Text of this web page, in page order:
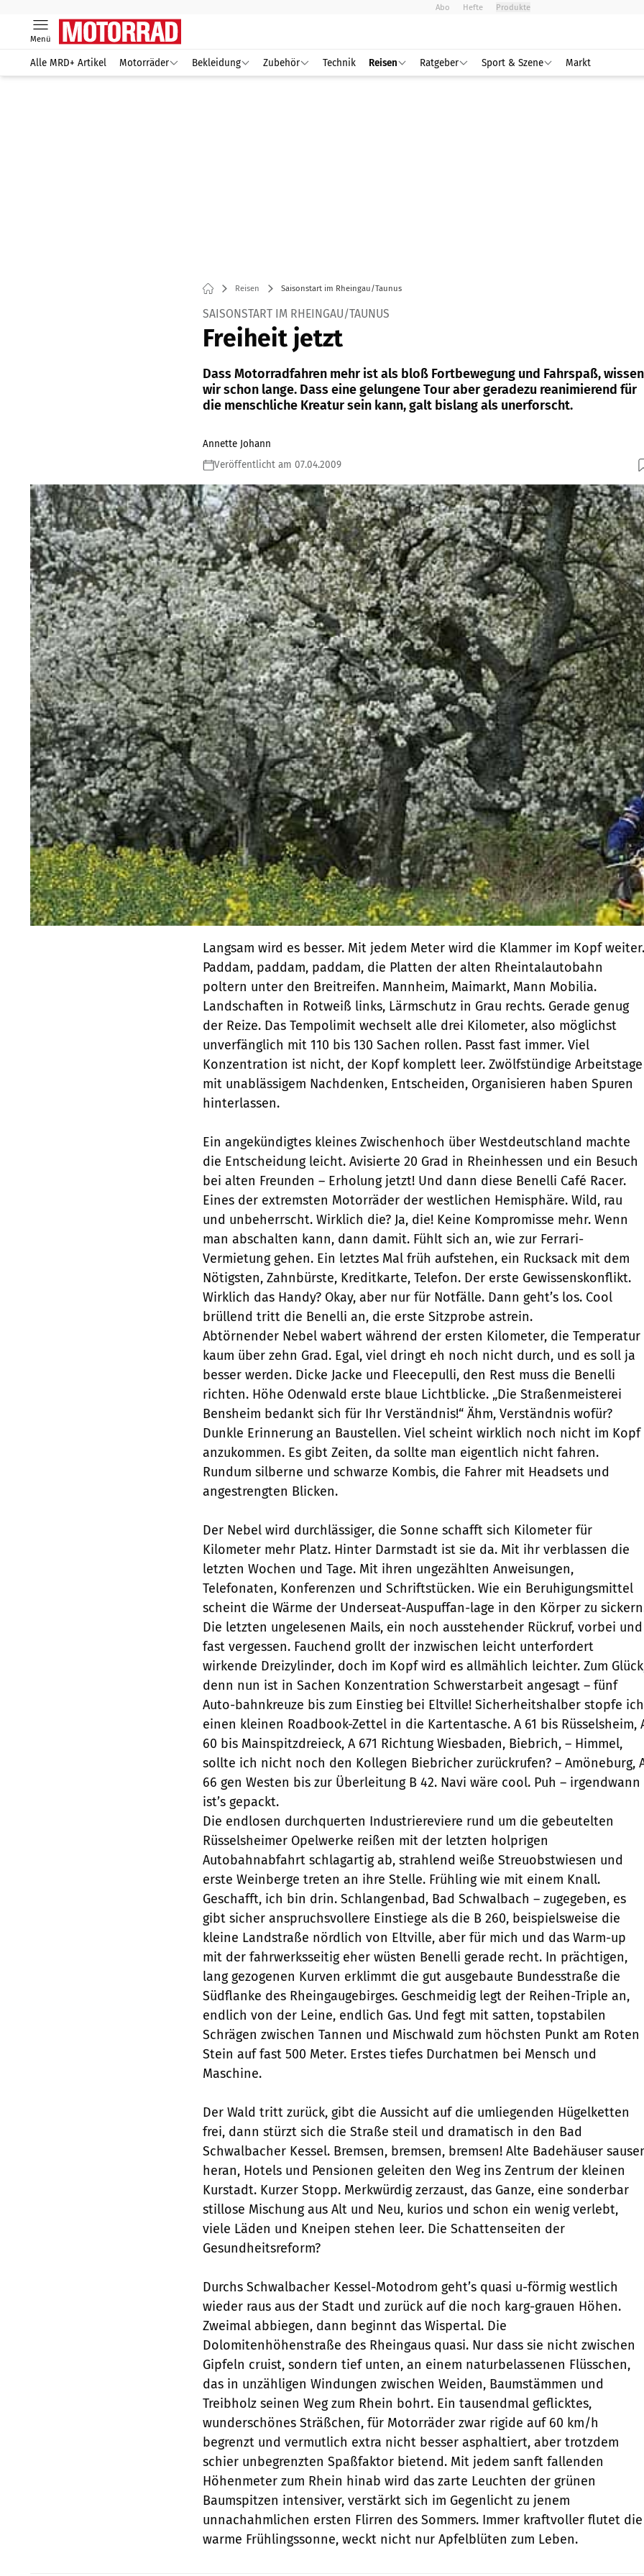
Abo Hefte Produkte
Menü
Alle MRD+ Artikel Motorräder Bekleidung Zubehör Technik Reisen Ratgeber Sport & Szene Markt
Reisen Saisonstart im Rheingau/Taunus
SAISONSTART IM RHEINGAU/TAUNUS
Freiheit jetzt
Dass Motorradfahren mehr ist als bloß Fortbewegung und Fahrspaß, wissen
wir schon lange. Dass eine gelungene Tour aber geradezu reanimierend für
die menschliche Kreatur sein kann, galt bislang als unerforscht.
Annette Johann
Veröffentlicht am 07.04.2009
Langsam wird es besser. Mit jedem Meter wird die Klammer im Kopf weiter.
Paddam, paddam, paddam, die Platten der alten Rheintalautobahn
poltern unter den Breitreifen. Mannheim, Maimarkt, Mann Mobilia.
Landschaften in Rotweiß links, Lärmschutz in Grau rechts. Gerade genug
der Reize. Das Tempolimit wechselt alle drei Kilometer, also möglichst
unverfänglich mit 110 bis 130 Sachen rollen. Passt fast immer. Viel
Konzentration ist nicht, der Kopf komplett leer. Zwölfstündige Arbeitstage
mit unablässigem Nachdenken, Entscheiden, Organisieren haben Spuren
hinterlassen.
Ein angekündigtes kleines Zwischenhoch über Westdeutschland machte
die Entscheidung leicht. Avisierte 20 Grad in Rheinhessen und ein Besuch
bei alten Freunden – Erholung jetzt! Und dann diese Benelli Café Racer.
Eines der extremsten Motorräder der westlichen Hemisphäre. Wild, rau
und unbeherrscht. Wirklich die? Ja, die! Keine Kompromisse mehr. Wenn
man abschalten kann, dann damit. Fühlt sich an, wie zur Ferrari-
Vermietung gehen. Ein letztes Mal früh aufstehen, ein Rucksack mit dem
Nötigsten, Zahnbürste, Kreditkarte, Telefon. Der erste Gewissenskonflikt.
Wirklich das Handy? Okay, aber nur für Notfälle. Dann geht’s los. Cool
brüllend tritt die Benelli an, die erste Sitzprobe astrein.
Abtörnender Nebel wabert während der ersten Kilometer, die Temperatur
kaum über zehn Grad. Egal, viel dringt eh noch nicht durch, und es soll ja
besser werden. Dicke Jacke und Fleecepulli, den Rest muss die Benelli
richten. Höhe Odenwald erste blaue Lichtblicke. „Die Straßenmeisterei
Bensheim bedankt sich für Ihr Verständnis!“ Ähm, Verständnis wofür?
Dunkle Erinnerung an Baustellen. Viel scheint wirklich noch nicht im Kopf
anzukommen. Es gibt Zeiten, da sollte man eigentlich nicht fahren.
Rundum silberne und schwarze Kombis, die Fahrer mit Headsets und
angestrengten Blicken.
Der Nebel wird durchlässiger, die Sonne schafft sich Kilometer für
Kilometer mehr Platz. Hinter Darmstadt ist sie da. Mit ihr verblassen die
letzten Wochen und Tage. Mit ihren ungezählten Anweisungen,
Telefonaten, Konferenzen und Schriftstücken. Wie ein Beruhigungsmittel
scheint die Wärme der Underseat-Auspuffan-lage in den Körper zu
Die letzten ungelesenen Mails, ein noch ausstehender Rückruf, vorbei und
fast vergessen. Fauchend grollt der inzwischen leicht unterfordert
wirkende Dreizylinder, doch im Kopf wird es allmählich leichter. Zum
denn nun ist in Sachen Konzentration Schwerstarbeit angesagt – fünf
Auto-bahnkreuze bis zum Einstieg bei Eltville! Sicherheitshalber stopfe ich
einen kleinen Roadbook-Zettel in die Kartentasche. A 61 bis Rüsselsheim,
60 bis Mainspitzdreieck, A 671 Richtung Wiesbaden, Biebrich, – Himmel,
sollte ich nicht noch den Kollegen Biebricher zurückrufen? – Amöneburg,
66 gen Westen bis zur Überleitung B 42. Navi wäre cool. Puh – irgendwann
ist’s gepackt.
Die endlosen durchquerten Industriereviere rund um die gebeutelten
Rüsselsheimer Opelwerke reißen mit der letzten holprigen
Autobahnabfahrt schlagartig ab, strahlend weiße Streuobstwiesen und
erste Weinberge treten an ihre Stelle. Frühling wie mit einem Knall.
Geschafft, ich bin drin. Schlangenbad, Bad Schwalbach – zugegeben, es
gibt sicher anspruchsvollere Einstiege als die B 260, beispielsweise die
kleine Landstraße nördlich von Eltville, aber für mich und das Warm-up
mit der fahrwerksseitig eher wüsten Benelli gerade recht. In prächtigen,
lang gezogenen Kurven erklimmt die gut ausgebaute Bundesstraße die
Südflanke des Rheingaugebirges. Geschmeidig legt der Reihen-Triple an,
endlich von der Leine, endlich Gas. Und fegt mit satten, topstabilen
Schrägen zwischen Tannen und Mischwald zum höchsten Punkt am Roten
Stein auf fast 500 Meter. Erstes tiefes Durchatmen bei Mensch und
Maschine.
Der Wald tritt zurück, gibt die Aussicht auf die umliegenden Hügelketten
frei, dann stürzt sich die Straße steil und dramatisch in den Bad
Schwalbacher Kessel. Bremsen, bremsen, bremsen! Alte Badehäuser
heran, Hotels und Pensionen geleiten den Weg ins Zentrum der kleinen
Kurstadt. Kurzer Stopp. Merkwürdig zerzaust, das Ganze, eine sonderbar
stillose Mischung aus Alt und Neu, kurios und schon ein wenig verlebt,
viele Läden und Kneipen stehen leer. Die Schattenseiten der
Gesundheitsreform?
Durchs Schwalbacher Kessel-Motodrom geht’s quasi u-förmig westlich
wieder raus aus der Stadt und zurück auf die noch karg-grauen Höhen.
Zweimal abbiegen, dann beginnt das Wispertal. Die
Dolomitenhöhenstraße des Rheingaus quasi. Nur dass sie nicht zwischen
Gipfeln cruist, sondern tief unten, an einem naturbelassenen Flüsschen,
das in unzähligen Windungen zwischen Weiden, Baumstämmen und
Treibholz seinen Weg zum Rhein bohrt. Ein tausendmal geflicktes,
wunderschönes Sträßchen, für Motorräder zwar rigide auf 60 km/h
begrenzt und vermutlich extra nicht besser asphaltiert, aber trotzdem
schier unbegrenzten Spaßfaktor bietend. Mit jedem sanft fallenden
Höhenmeter zum Rhein hinab wird das zarte Leuchten der grünen
Baumspitzen intensiver, verstärkt sich im Gegenlicht zu jenem
unnachahmlichen ersten Flirren des Sommers. Immer kraftvoller flutet die
warme Frühlingssonne, weckt nicht nur Apfelblüten zum Leben.